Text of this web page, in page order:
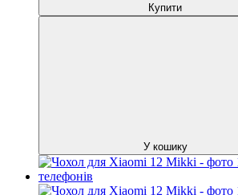
Купити
У кошику